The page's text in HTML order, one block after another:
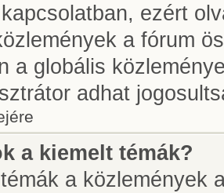
ezért
a fórum
a globális
adhat
a kiemelt témák?
a közlemények